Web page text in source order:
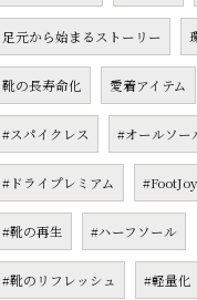
足元から始まるストーリー
靴の長寿命化 愛着アイテム
#スパイクレス #オールソー
#ドライプレミアム #FootJoy
#靴の再生 #ハーフソール
#靴のリフレッシュ #軽量化